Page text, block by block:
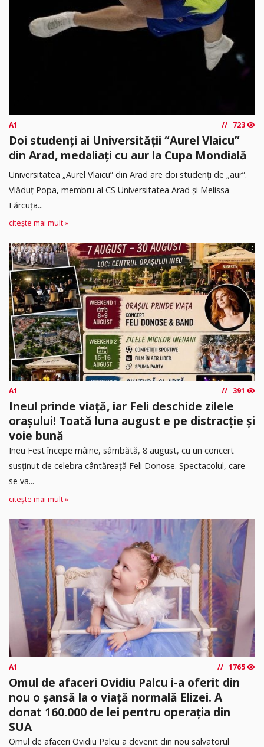
A1 723
Doi studenți ai Universității “Aurel Vlaicu”
din Arad, medaliați cu aur la Cupa Mondială
Universitatea „Aurel Vlaicu” din Arad are doi studenți de „aur”.
Vlăduț Popa, membru al CS Universitatea Arad și Melissa
Fărcuța...
citește mai mult »
A1 391
Ineul prinde viață, iar Feli deschide zilele
orașului! Toată luna august e pe distracție și
voie bună
Ineu Fest începe mâine, sâmbătă, 8 august, cu un concert
susținut de celebra cântăreață Feli Donose. Spectacolul, care
se va...
citește mai mult »
A1 1765
Omul de afaceri Ovidiu Palcu i-a oferit din
nou o șansă la o viață normală Elizei. A
donat 160.000 de lei pentru operația din
SUA
Omul de afaceri Ovidiu Palcu a devenit din nou salvatorul